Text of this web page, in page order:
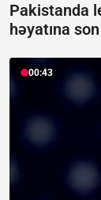
Pakistanda
həyatına
00:43